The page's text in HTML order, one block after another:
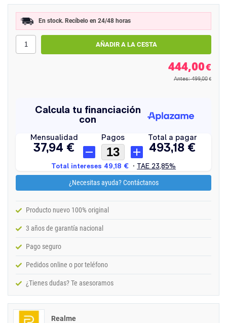
En stock. Recíbelo en 24/48 horas
444,00€
Antes: 499,00 €
¿Necesitas ayuda? Contáctanos
Producto nuevo 100% original
3 años de garantía nacional
Pago seguro
Pedidos online o por teléfono
¿Tienes dudas? Te asesoramos
Realme